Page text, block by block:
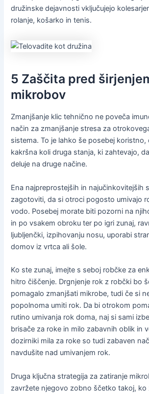
družinske dejavnosti vključujejo
rolanje, košarko in tenis.
5 Zaščita pred
mikrobov
Zmanjšanje klic tehnično ne poveča
način za zmanjšanje stresa za
sistema. To je lahko še posebej
kakršna koli druga stanja, ki zahtevajo,
deluje na druge načine.
Ena najpreprostejših in najučinkovitejših
zagotoviti, da si otroci pogosto umivajo
vodo. Posebej morate biti pozorni na
in po vsakem obroku ter po igri zunaj,
ljubljenčki, izpihovanju nosu, uporabi
domov iz vrtca ali šole.
Ko ste zunaj, imejte s seboj robčke za
hitro čiščenje. Drgnjenje rok z robčki bo
pomagalo zmanjšati mikrobe, tudi če si
popolnoma umiti rok. Da bi otrokom
rutino umivanja rok doma, naj si sami
brisače za roke in milo zabavnih oblik in
dozirniki mila za roke so tudi zabaven
navdušite nad umivanjem rok.
Druga ključna strategija za zatiranje
zavržete njegovo zobno ščetko takoj, ko